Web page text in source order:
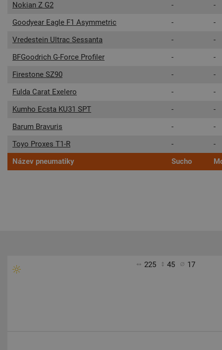
Nokian Z G2
- -
Goodyear Eagle F1 Asymmetric
- -
Vredestein Ultrac Sessanta
- -
BFGoodrich G-Force Profiler
- -
Firestone SZ90
- -
Fulda Carat Exelero
- -
Kumho Ecsta KU31 SPT
- -
Barum Bravuris
- -
Toyo Proxes T1-R
- -
Název pneumatiky
Sucho
225 45 17